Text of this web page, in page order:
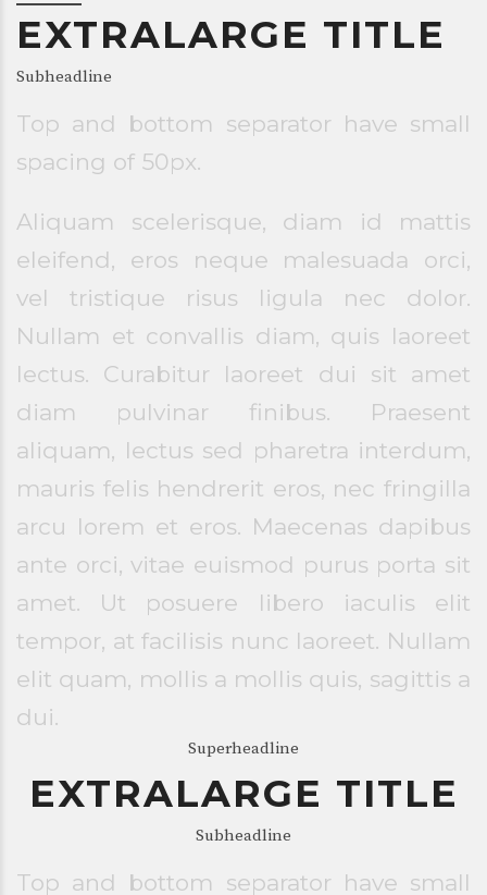
EXTRALARGE TITLE
Subheadline
Top and bottom separator have small
spacing of 50px.
Aliquam scelerisque, diam id mattis
eleifend, eros neque malesuada orci,
vel tristique risus ligula nec dolor.
Nullam et convallis diam, quis laoreet
lectus. Curabitur laoreet dui sit amet
diam pulvinar finibus. Praesent
aliquam, lectus sed pharetra interdum,
mauris felis hendrerit eros, nec fringilla
arcu lorem et eros. Maecenas dapibus
ante orci, vitae euismod purus porta sit
amet. Ut posuere libero iaculis elit
tempor, at facilisis nunc laoreet. Nullam
elit quam, mollis a mollis quis, sagittis a
dui.
Superheadline
EXTRALARGE TITLE
Subheadline
Top and bottom separator have small